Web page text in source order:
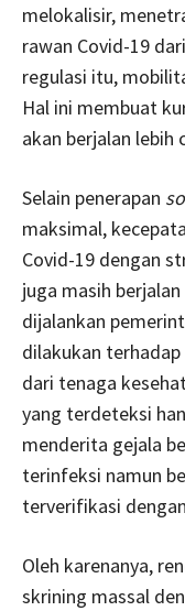
melokalisir,
rawan Covid-19
regulasi itu,
Hal ini membuat
akan berjalan lebih
Selain penerapan
maksimal,
Covid-19 dengan
juga masih
dijalankan
dilakukan
dari tenaga
yang terdeteksi
menderita gejala
terinfeksi namun
terverifikasi
Oleh karenanya,
skrining massal